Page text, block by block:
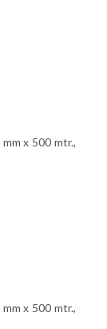
x 500 mtr.,
x 500 mtr.,